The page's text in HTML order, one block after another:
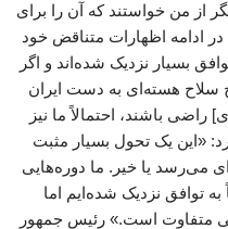
از من خواستند که آن را برای
در ادامه اظهارات متناقض خود
بسیار نزدیک شده‌اند و اگر
سلاح هسته‌ای به دست ایران
باشند، احتمالاً ما نیز
«این یک تحول بسیار مثبت
می‌رسد یا خیر. ما دوره‌هایی
توافق نزدیک شده‌ایم اما
متفاوت است.» رئیس جمهور